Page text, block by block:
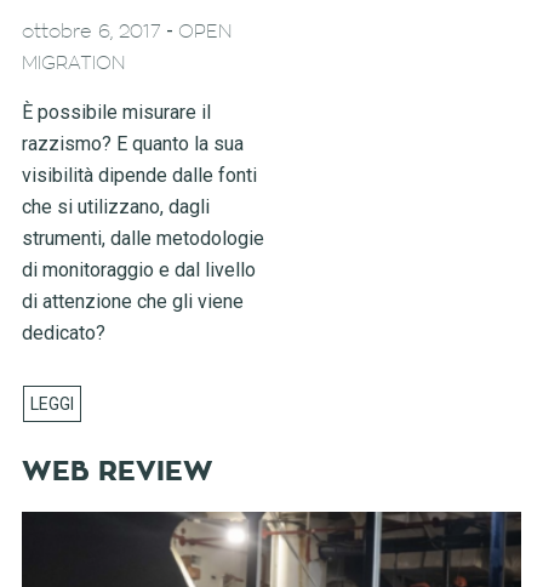
ottobre 6, 2017 - OPEN
MIGRATION
È possibile misurare il
razzismo? E quanto la sua
visibilità dipende dalle fonti
che si utilizzano, dagli
strumenti, dalle metodologie
di monitoraggio e dal livello
di attenzione che gli viene
dedicato?
WEB REVIEW